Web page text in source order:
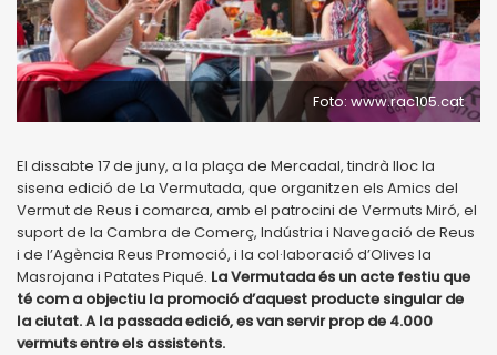
Foto: www.rac105.cat
El dissabte 17 de juny, a la plaça de Mercadal, tindrà lloc la
sisena edició de La Vermutada, que organitzen els Amics del
Vermut de Reus i comarca, amb el patrocini de Vermuts Miró, el
suport de la Cambra de Comerç, Indústria i Navegació de Reus
i de l’Agència Reus Promoció, i la col·laboració d’Olives la
Masrojana i Patates Piqué. La Vermutada és un acte festiu que
té com a objectiu la promoció d’aquest producte singular de
la ciutat. A la passada edició, es van servir prop de 4.000
vermuts entre els assistents.